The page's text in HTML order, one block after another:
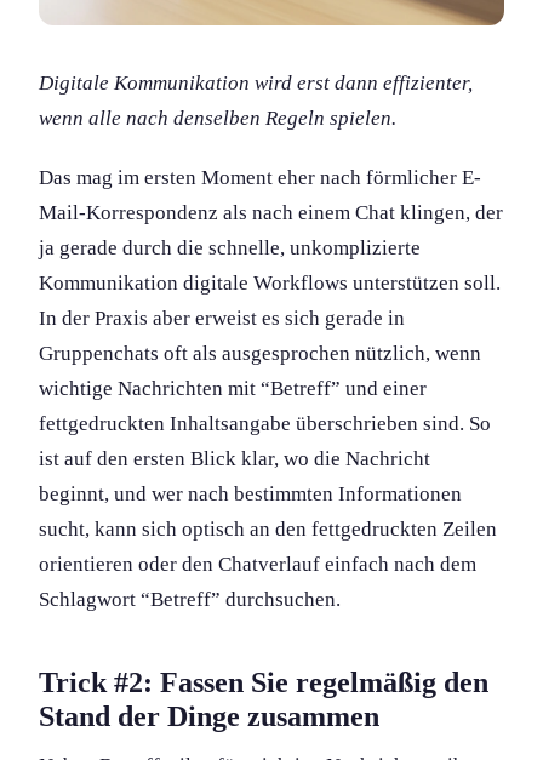
Digitale Kommunikation wird erst dann effizienter,
wenn alle nach denselben Regeln spielen.
Das mag im ersten Moment eher nach förmlicher E-
Mail-Korrespondenz als nach einem Chat klingen, der
ja gerade durch die schnelle, unkomplizierte
Kommunikation digitale Workflows unterstützen soll.
In der Praxis aber erweist es sich gerade in
Gruppenchats oft als ausgesprochen nützlich, wenn
wichtige Nachrichten mit “Betreff” und einer
fettgedruckten Inhaltsangabe überschrieben sind. So
ist auf den ersten Blick klar, wo die Nachricht
beginnt, und wer nach bestimmten Information­en
sucht, kann sich optisch an den fettgedruckten Zeilen
orientieren oder den Chatverlauf einfach nach dem
Schlagwort “Betreff” durchsuchen.
Trick #2: Fassen Sie regelmäßig den
Stand der Dinge zusammen